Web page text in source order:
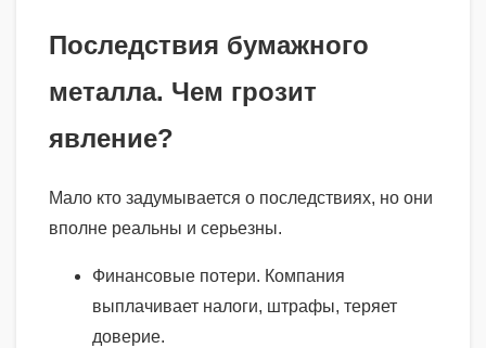
Последствия бумажного
металла. Чем грозит
явление?
Мало кто задумывается о последствиях, но они
вполне реальны и серьезны.
Финансовые потери. Компания
выплачивает налоги, штрафы, теряет
доверие.